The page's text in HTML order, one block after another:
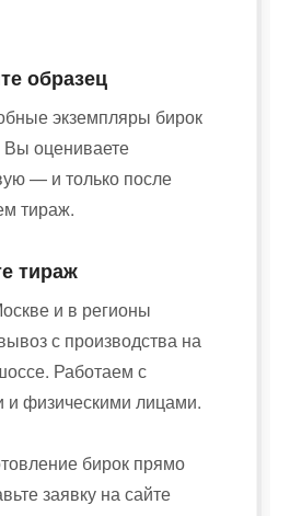
образец
экземпляры бирок
Вы оцениваете
— и только после
тираж.
тираж
и в регионы
с производства на
Работаем с
и физическими лицами.
бирок прямо
заявку на сайте